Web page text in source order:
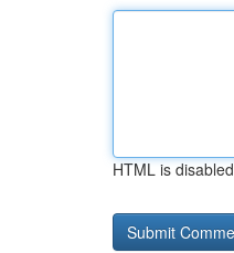
HTML is disabled